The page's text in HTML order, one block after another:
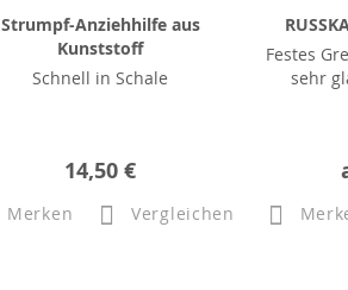
Strumpf-Anziehhilfe aus
Kunststoff
Schnell in Schale
14,50 €
Merken Vergleichen
Festes
sehr